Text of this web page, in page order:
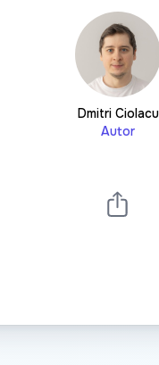
Dmitri Ciolacu
Autor